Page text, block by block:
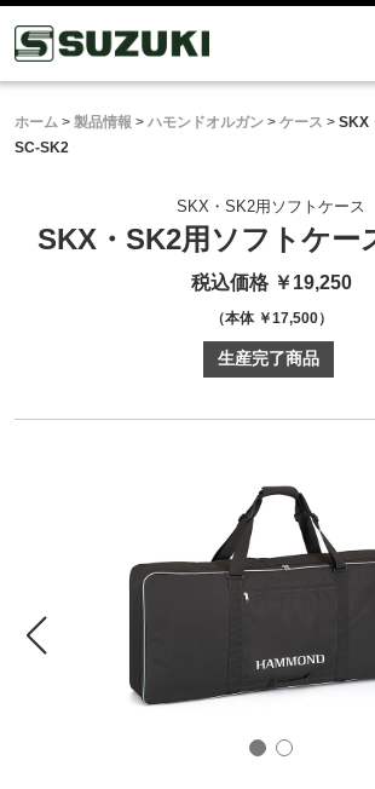
ホーム > 製品情報 > ハモンドオルガン > ケース > SKX
SC-SK2
SKX・SK2用ソフトケース
SKX・SK2用ソフトケー
税込価格 ￥19,250
（本体 ￥17,500）
生産完了商品